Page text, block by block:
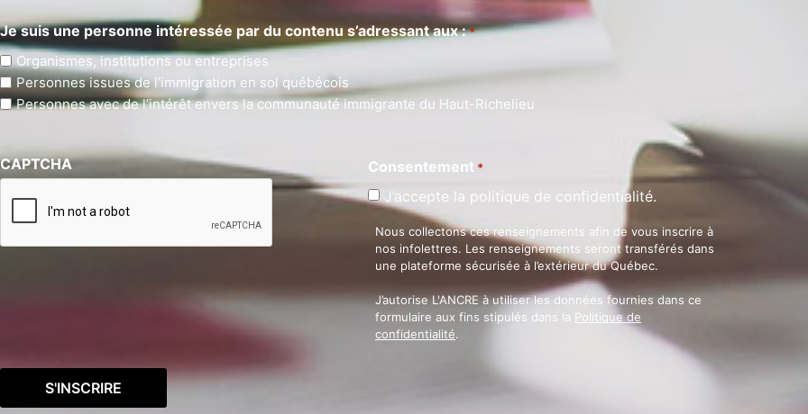
Je suis une personne intéressée par du contenu s’adressant aux : *
Organismes, institutions ou entreprises
Personnes issues de l’immigration en sol québécois
Personnes avec de l’intérêt envers la communauté immigrante du Haut-Richelieu
CAPTCHA Consentement *
J’accepte la politique de confidentialité.
Nous collectons ces renseignements afin de vous inscrire à
nos infolettres. Les renseignements seront transférés dans
une plateforme sécurisée à l’extérieur du Québec.
J’autorise L'ANCRE à utiliser les données fournies dans ce
formulaire aux fins stipulés dans la Politique de
confidentialité.